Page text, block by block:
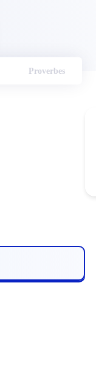
Proverbes